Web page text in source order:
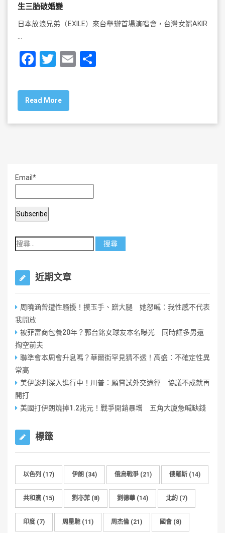
生三胎破婚變
日本放浪兄弟（EXILE）來台舉辦首場演唱會，台灣女婿AKIR
F
c
e
b
k
T
tt
er
E
Read More
Email*
近期文章
周曉涵曾遭性騷擾！摸玉手、蹭大腿 她怒喊：我性感不代表
我開放
被菲富商包養20年？郭台銘女球友本名曝光 同時誆多男還
掏空前夫
聯準會本周會升息嗎？華爾街罕見猜不透！高盛：不確定性異
常高
美伊談判深入進行中！川普：願嘗試外交途徑 協議不成就再
開打
美國打伊朗燒掉1.2兆元！戰爭開銷暴增 五角大廈急喊缺錢
標籤
以色列 (17) 伊朗 (34) 俄烏戰爭 (21) 俄羅斯 (14)
共和黨 (15) 劉亦菲 (8) 劉德華 (14) 北約 (7)
印度 (7) 周星馳 (11) 周杰倫 (21) 國會 (8)